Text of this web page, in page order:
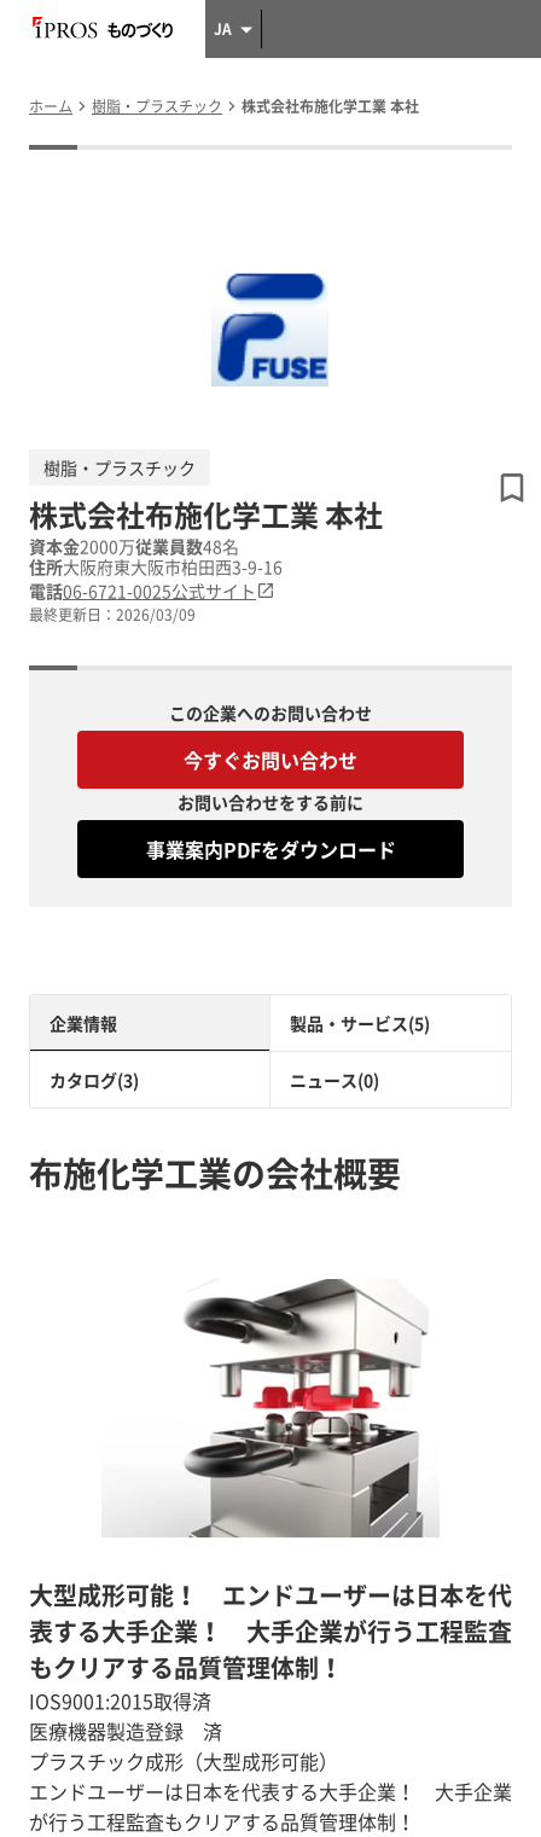
JA
ホーム 樹脂・プラスチック 株式会社布施化学工業 本社
樹脂・プラスチック
株式会社布施化学工業 本社
資本金2000万従業員数48名
住所大阪府東大阪市柏田西3-9-16
電話06-6721-0025公式サイト
最終更新日： 2026/03/09
この企業へのお問い合わせ
今すぐお問い合わせ
お問い合わせをする前に
事業案内PDFをダウンロード
企業情報 製品・サービス(5)
カタログ(3) ニュース(0)
布施化学工業の会社概要
大型成形可能！ エンドユーザーは日本を代
表する大手企業！ 大手企業が行う工程監査
もクリアする品質管理体制！
IOS9001:2015取得済
医療機器製造登録 済
プラスチック成形（大型成形可能）
エンドユーザーは日本を代表する大手企業！ 大手企業
が行う工程監査もクリアする品質管理体制！